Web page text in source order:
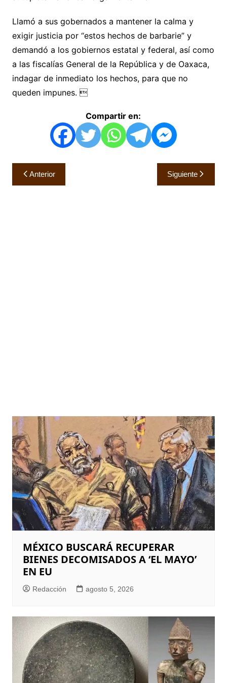
Llamó a sus gobernados a mantener la calma y
exigir justicia por “estos hechos de barbarie” y
demandó a los gobiernos estatal y federal, así como
a las fiscalías General de la República y de Oaxaca,
indagar de inmediato los hechos, para que no
queden impunes. 
Compartir en:
Navegación
de
Anterior Siguiente
MÉXICO BUSCARÁ RECUPERAR
BIENES DECOMISADOS A ‘EL MAYO’
EN EU
Redacción agosto 5, 2026